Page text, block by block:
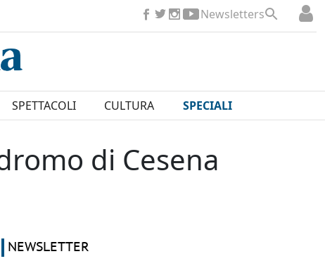
Newsletters
SPETTACOLI CULTURA SPECIALI
di Cesena
NEWSLETTER